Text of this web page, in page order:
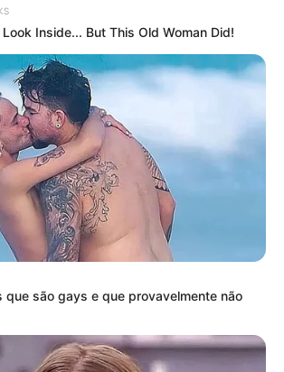
Inside... But This Old Woman Did!
que são gays e que provavelmente não